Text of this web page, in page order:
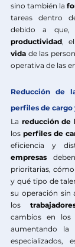
sino también la
tareas dentro
productividad, el
vida de las
operativa de las
Reducción de
perfiles de cargo
La reducción de
los perfiles de
empresas
prioritarias,
y qué tipo de
su operación sin
los
cambios en los
aumentando la
especializados,